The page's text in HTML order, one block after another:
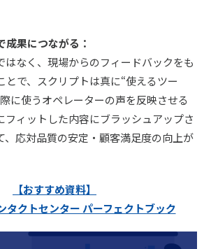
成果につながる：
はなく、現場からのフィードバックをも
とで、スクリプトは真に“使えるツー
に使うオペレーターの声を反映させる
フィットした内容にブラッシュアップさ
、応対品質の安定・顧客満足度の向上が
【おすすめ資料】
タクトセンター パーフェクトブック